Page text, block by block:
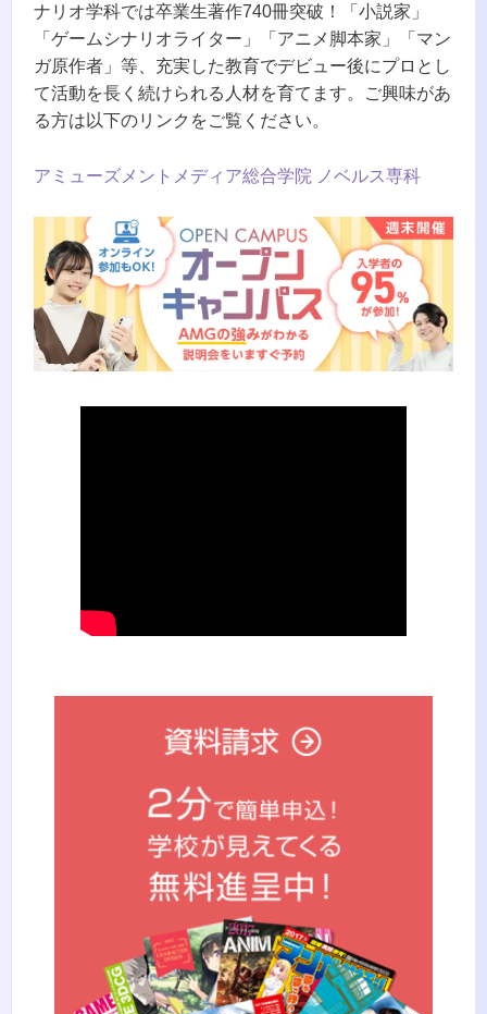
ナリオ学科では卒業生著作740冊突破！「小説家」
「ゲームシナリオライター」「アニメ脚本家」「マン
ガ原作者」等、充実した教育でデビュー後にプロとし
て活動を長く続けられる人材を育てます。ご興味があ
る方は以下のリンクをご覧ください。
アミューズメントメディア総合学院 ノベルス専科